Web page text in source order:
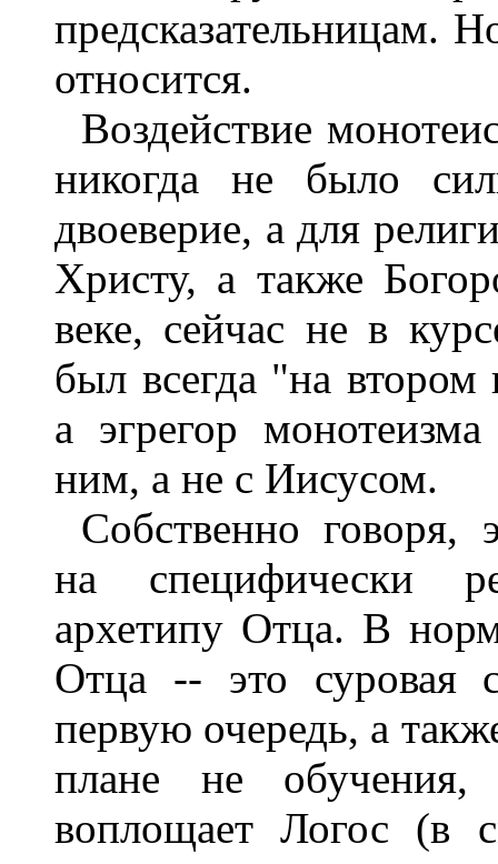
предсказательницам.
относится.
Воздействие
никогда не было
двоеверие, а для
Христу, а также
веке, сейчас не в
был всегда "на втором
а эгрегор
ним, а не с Иисусом.
Собственно говоря,
на специфически
архетипу Отца. В
Отца -- это суровая
первую очередь, а
плане не
воплощает Логос (в